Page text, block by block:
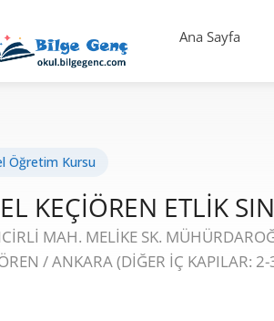
Ana Sayfa
Öğretim Kursu
KEÇİÖREN ETLİK
MAH. MELİKE SK.
/ ANKARA (DİĞER İÇ KAPILAR: 2-